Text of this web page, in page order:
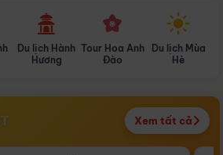
Du lịch Hành
Hương
Tour Hoa Anh
Đào
Du lịch Mùa
Hè
Xem tất cả
Điểm nổi bật